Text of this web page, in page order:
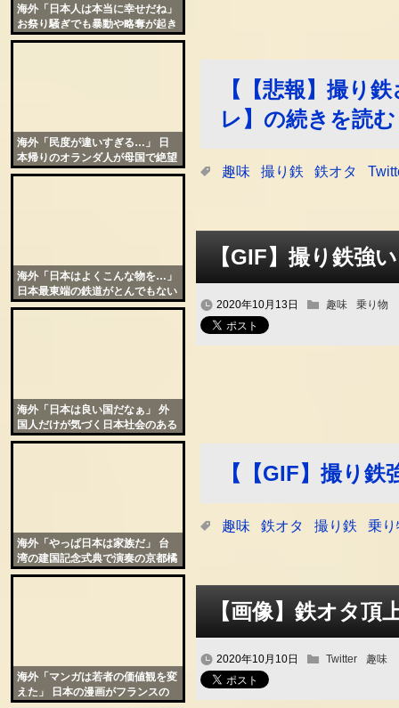
【【悲報】撮り
レ】の続きを読む
趣味 撮り鉄 鉄オタ
【GIF】撮り鉄強
2020年10月13日 趣味 乗り物
【【GIF】撮り
趣味 鉄オタ 撮り鉄 乗り
【画像】鉄オタ頂
2020年10月10日 Twitter 趣味
海外「日本人は本当に幸せだね」
お祭り騒ぎでも暴動や略奪が起き
ない日本に羨望の声
海外「民度が違いすぎる…」 日
本帰りのオランダ人が母国で絶望
した話に共感の声が殺到
海外「日本はよくこんな物を…」
日本最東端の鉄道がとんでもない
場所を走ってると話題に
海外「日本は良い国だなぁ」 外
国人だけが気づく日本社会のある
特徴に羨望の声が殺到
海外「やっぱ日本は家族だ」 台
湾の建国記念式典で演奏の京都橘
高校が社会現象に
海外「マンガは若者の価値観を変
えた」 日本の漫画がフランスの